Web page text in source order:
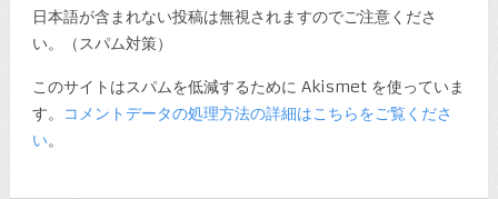
日本語が含まれない投稿は無視されますのでご注意くださ
い。（スパム対策）
このサイトはスパムを低減するために Akismet を使っていま
す。
コメントデータの処理方法の詳細はこちらをご覧くださ
い。